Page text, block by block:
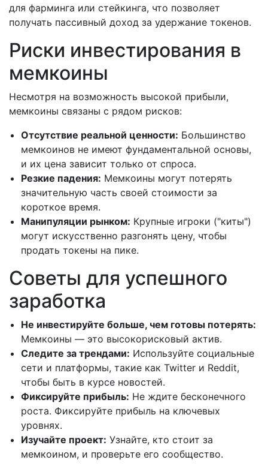
для фарминга или стейкинга, что позволяет
получать пассивный доход за удержание токенов.
Риски инвестирования в
мемкоины
Несмотря на возможность высокой прибыли,
мемкоины связаны с рядом рисков:
Отсутствие реальной ценности: Большинство
мемкоинов не имеют фундаментальной основы,
и их цена зависит только от спроса.
Резкие падения: Мемкоины могут потерять
значительную часть своей стоимости за
короткое время.
Манипуляции рынком: Крупные игроки ("киты")
могут искусственно разгонять цену, чтобы
продать токены на пике.
Советы для успешного
заработка
Не инвестируйте больше, чем готовы потерять:
Мемкоины — это высокорисковый актив.
Следите за трендами: Используйте социальные
сети и платформы, такие как Twitter и Reddit,
чтобы быть в курсе новостей.
Фиксируйте прибыль: Не ждите бесконечного
роста. Фиксируйте прибыль на ключевых
уровнях.
Изучайте проект: Узнайте, кто стоит за
мемкоином, и проверьте его сообщество.